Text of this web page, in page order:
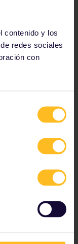
contenido y los
redes sociales
con
llevar
tu itinerario?